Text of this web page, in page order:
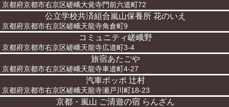
京都府京都市右京区嵯峨大覚寺門前六道町72
公立学校共済組合嵐山保養所 花のいえ
京都府京都市右京区嵯峨天龍寺角倉町9
コミュニティ嵯峨野
京都府京都市右京区嵯峨天龍寺広道町3-4
旅宿あたごや
京都府京都市右京区嵯峨天龍寺車道町4-27
汽車ポッポ 辻村
京都府京都市右京区嵯峨天龍寺瀬戸川町18-23
京都・嵐山 ご清遊の宿 らんざん